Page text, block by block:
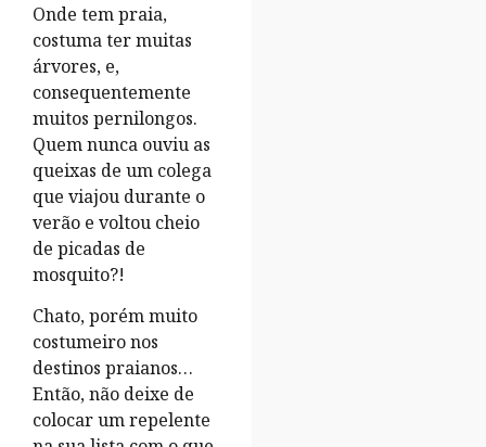
Onde tem praia,
costuma ter muitas
árvores, e,
consequentemente
muitos pernilongos.
Quem nunca ouviu as
queixas de um colega
que viajou durante o
verão e voltou cheio
de picadas de
mosquito?!
Chato, porém muito
costumeiro nos
destinos praianos…
Então, não deixe de
colocar um repelente